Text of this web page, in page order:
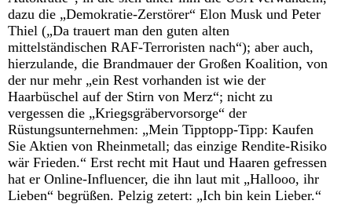
dazu die „Demokratie-Zerstörer“ Elon Musk und Peter
Thiel („Da trauert man den guten alten
mittelständischen RAF-Terroristen nach“); aber auch,
hierzulande, die Brandmauer der Großen Koalition, von
der nur mehr „ein Rest vorhanden ist wie der
Haarbüschel auf der Stirn von Merz“; nicht zu
vergessen die „Kriegsgräbervorsorge“ der
Rüstungsunternehmen: „Mein Tipptopp-Tipp: Kaufen
Sie Aktien von Rheinmetall; das einzige Rendite-Risiko
wär Frieden.“ Erst recht mit Haut und Haaren gefressen
hat er Online-Influencer, die ihn laut mit „Hallooo, ihr
Lieben“ begrüßen. Pelzig zetert: „Ich bin kein Lieber.“